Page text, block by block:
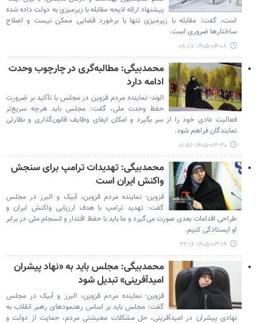
پیشنهاد ارائه لایحه مقابله با زیرمیزی به دولت داده شده
است، گفت: مقابله با زیرمیزی تنها با برخورد قضایی ممکن نیست و اصلاح
ساختارها ضروری است.
۱۴۰۵-۰۴-۰۸ ۰۸:۱۷
محمدبیگی: مطالبه‌گری در چارچوب وحدت
ادامه دارد
الوند- نماینده مردم قزوین در مجلس با تأکید بر ضرورت
حفظ وحدت ملی، گفت: مجلس باید هرچه سریع‌تر
فعالیت عادی خود را از سر بگیرد و امکان ایفای وظایف قانون‌گذاری و نظارتی
نمایندگان فراهم شود.
۱۴۰۵-۰۳-۳۰ ۰۱:۵۶
محمدبیگی: تهدیدات ترامپ برای سنجش
واکنش ایران است
قزوین- نماینده مردم قزوین، آبیک و البرز در مجلس
گفت: تهدید ترامپ با هدف ارزیابی واکنش ایران و
طراحی اقدامات بعدی صورت می‌گیرد و ما باید با حفظ اقتدار و انسجام ملی در برابر
او ایستادگی کنیم.
۱۴۰۵-۰۳-۱۹ ۲۲:۱۶
محمدبیگی: مجلس باید به «نهاد پیشران
امیدآفرینی» تبدیل شود
قزوین- نماینده مردم قزوین، البرز و آبیک در مجلس
گفت: مجلس باید بر اساس رهنمودهای رهبر انقلاب به
نهادی پیشران در امیدآفرینی، حل مشکلات معیشتی مردم، حمایت از دولت و